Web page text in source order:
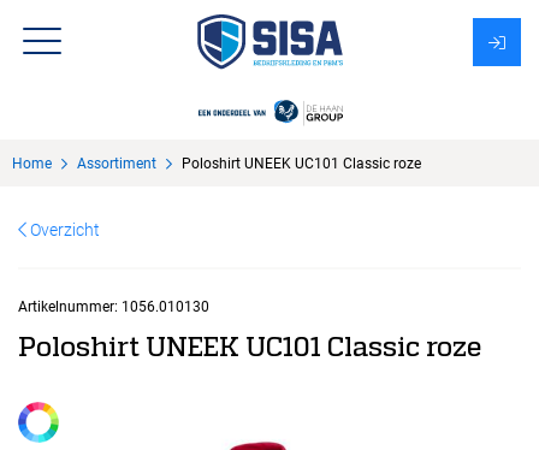
Over Sisa
KMS
Uitzendbureau?
Home Assortiment Poloshirt UNEEK UC101 Classic roze
Overzicht
Artikelnummer: 1056.010130
Poloshirt UNEEK UC101 Classic roze